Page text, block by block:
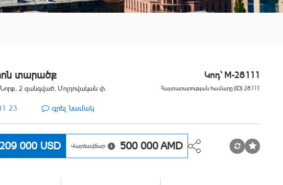
տարածք Կոդ` M-28111
2 զանգված, Մոլդովական փ. Հայտարարության համարը (ID) 28111
23 գրել նամակ
209 000 USD Վարձավճար 500 000 AMD